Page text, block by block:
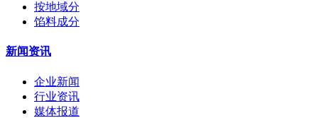
按地域分
馅料成分
新闻资讯
企业新闻
行业资讯
媒体报道